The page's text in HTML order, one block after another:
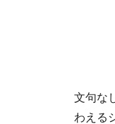
文句な
わえる